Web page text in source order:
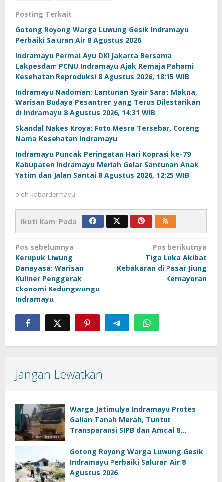
Posting Terkait
Gotong Royong Warga Luwung Gesik Indramayu
Perbaiki Saluran Air 8 Agustus 2026
Indramayu Permai Ayu DKI Jakarta Bersama
Lakpesdam PCNU Indramayu Ajak Remaja Pahami
Kesehatan Reproduksi 8 Agustus 2026, 18:15 WIB
Indramayu Nadoman: Lantunan Syair Sarat Makna,
Warisan Budaya Pesantren yang Terus Dilestarikan
di Indramayu 8 Agustus 2026, 14:31 WIB
Skandal Nakes Kroya: Foto Mesra Tersebar, Coreng
Nama Kesehatan Indramayu
Indramayu Puncak Peringatan Hari Koprasi ke-79
Kabupaten Indramayu Meriah Gelar Santunan Anak
Yatim dan Jalan Santai 8 Agustus 2026, 12:25 WIB
oleh kabardermayu
Ikuti Kami Pada
Navigasi
pos
Pos sebelumnya
Kerupuk Liwung
Danayasa: Warisan
Kuliner Penggerak
Ekonomi Kedungwungu
Indramayu
Pos berikutnya
Tiga Luka Akibat
Kebakaran di Pasar Jiung
Kemayoran
Jangan Lewatkan
Warga Jatimulya Indramayu Protes
Galian Tanah Merah, Tuntut
Transparansi SIPB dan Amdal 8
Gotong Royong Warga Luwung Gesik
Indramayu Perbaiki Saluran Air 8
Agustus 2026